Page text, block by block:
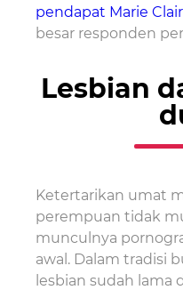
pendapat Marie
besar responden
Lesbian
Ketertarikan umat
perempuan tidak
munculnya
awal. Dalam tradisi
lesbian sudah lama